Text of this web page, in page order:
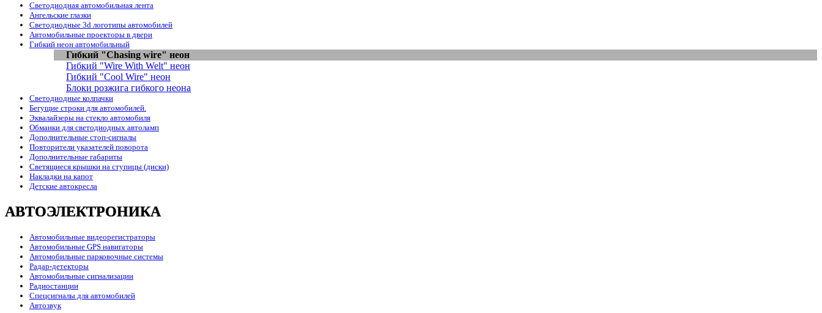
Светодиодная автомобильная лента
Ангельские глазки
Светодиодные 3d логотипы автомобилей
Автомобильные проекторы в двери
Гибкий неон автомобильный
Гибкий "Chasing wire" неон
Гибкий "Wire With Welt" неон
Гибкий "Cool Wire" неон
Блоки розжига гибкого неона
Светодиодные колпачки
Бегущие строки для автомобилей.
Эквалайзеры на стекло автомобиля
Обманки для светодиодных автоламп
Дополнительные стоп-сигналы
Повторители указателей поворота
Дополнительные габариты
Светящиеся крышки на ступицы (диски)
Накладки на капот
Детские автокресла
АВТОЭЛЕКТРОНИКА
Автомобильные видеорегистраторы
Автомобильные GPS навигаторы
Автомобильные парковочные системы
Радар-детекторы
Автомобильные сигнализации
Радиостанции
Спецсигналы для автомобилей
Автозвук